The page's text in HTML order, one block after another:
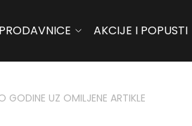
AKCIJE I POPUSTI
GODINE UZ OMILJENE ARTIKLE